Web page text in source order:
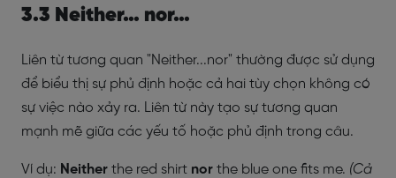
3.3 Neither… nor…
Liên từ tương quan "Neither...nor" thường được sử dụng
để biểu thị sự phủ định hoặc cả hai tùy chọn không có
sự việc nào xảy ra. Liên từ này tạo sự tương quan
mạnh mẽ giữa các yếu tố hoặc phủ định trong câu.
Ví dụ: Neither the red shirt nor the blue one fits me. (Cả